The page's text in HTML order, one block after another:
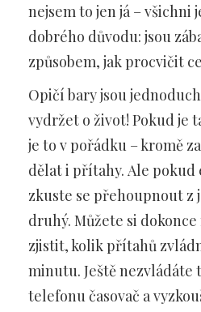
nejsem to jen já – všichni
dobrého důvodu: jsou
způsobem, jak procvičit
Opičí bary jsou
vydržet o život! Pokud je
je to v pořádku – kromě
dělat i přítahy. Ale pokud
zkuste se přehoupnout z
druhý. Můžete si dokonce
zjistit, kolik přítahů
minutu. Ještě nezvládáte
telefonu časovač a